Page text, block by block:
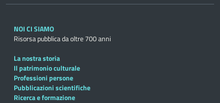
NOI CI SIAMO
Risorsa pubblica da oltre 700 anni
La nostra storia
Il patrimonio culturale
Professioni persone
Pubblicazioni scientifiche
Ricerca e formazione